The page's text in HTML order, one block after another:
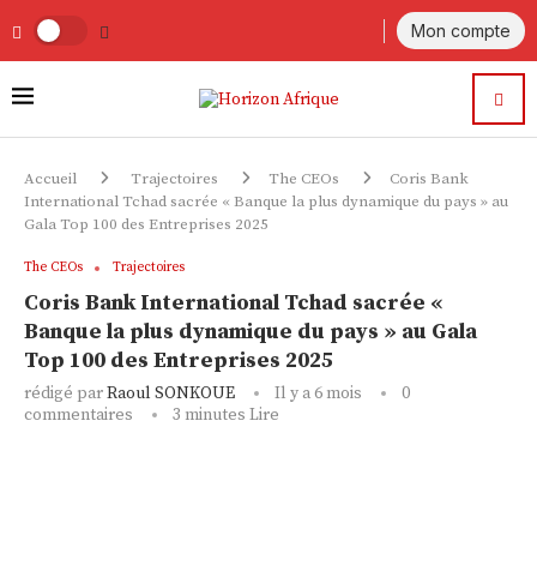
Mon compte
Accueil Trajectoires The CEOs
Coris Bank
International Tchad sacrée « Banque la plus dynamique du pays » au
Gala Top 100 des Entreprises 2025
The CEOs Trajectoires
Coris Bank International Tchad sacrée «
Banque la plus dynamique du pays » au Gala
Top 100 des Entreprises 2025
rédigé parRaoul SONKOUE Il y a 6 mois
0
commentaires
3 minutes Lire